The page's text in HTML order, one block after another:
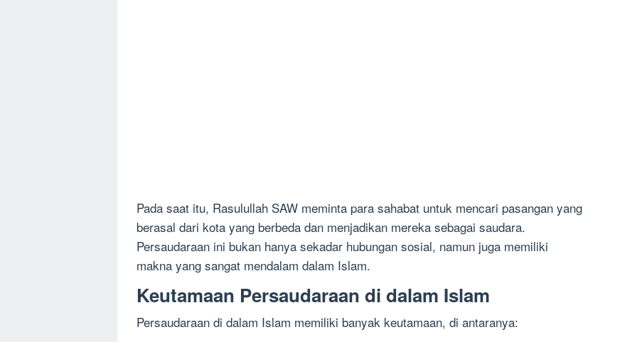
Pada saat itu, Rasulullah SAW meminta para sahabat untuk mencari pasangan yang
berasal dari kota yang berbeda dan menjadikan mereka sebagai saudara.
Persaudaraan ini bukan hanya sekadar hubungan sosial, namun juga memiliki
makna yang sangat mendalam dalam Islam.
Keutamaan Persaudaraan di dalam Islam
Persaudaraan di dalam Islam memiliki banyak keutamaan, di antaranya: